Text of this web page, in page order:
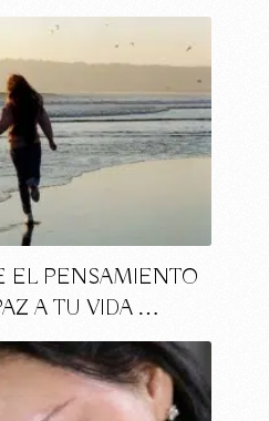
EL PENSAMIENTO
A TU VIDA …